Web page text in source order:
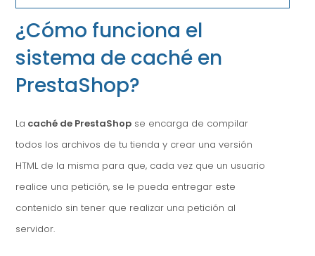
¿Cómo funciona el
sistema de caché en
PrestaShop?
La caché de PrestaShop se encarga de compilar
todos los archivos de tu tienda y crear una versión
HTML de la misma para que, cada vez que un usuario
realice una petición, se le pueda entregar este
contenido sin tener que realizar una petición al
servidor.